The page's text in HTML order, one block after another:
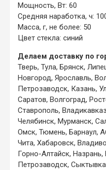
Мощность, Вт: 60
Средняя наработка, ч:
Масса, г, не более: 50
Цвет стекла: синий
Делаем доставку по
Тверь, Тула, Брянск,
Новгород, Ярославль,
Петрозаводск, Казань,
Саратов, Волгоград,
Ставрополь,
Челябинск, Мурманск,
Омск, Тюмень, Барнаул,
Чита, Хабаровск,
Горно-Алтайск, Назрань,
Петрозаводск,